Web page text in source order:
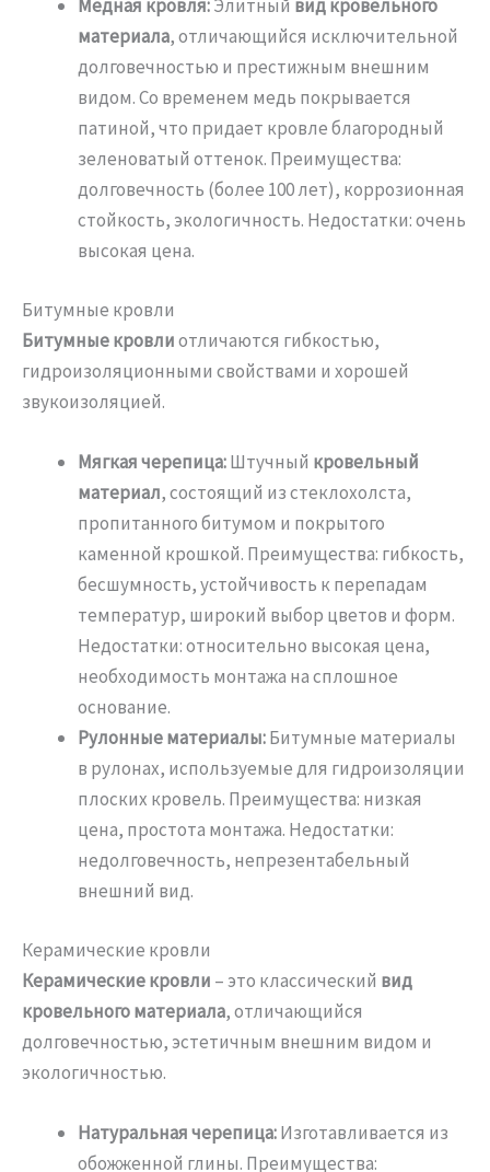
Медная кровля:Элитный вид кровельного
материала, отличающийся исключительной
долговечностью и престижным внешним
видом. Со временем медь покрывается
патиной, что придает кровле благородный
зеленоватый оттенок. Преимущества:
долговечность (более 100 лет), коррозионная
стойкость, экологичность. Недостатки: очень
высокая цена.
Битумные кровли
Битумные кровлиотличаются гибкостью,
гидроизоляционными свойствами и хорошей
звукоизоляцией.
Мягкая черепица:Штучный кровельный
материал, состоящий из стеклохолста,
пропитанного битумом и покрытого
каменной крошкой. Преимущества: гибкость,
бесшумность, устойчивость к перепадам
температур, широкий выбор цветов и форм.
Недостатки: относительно высокая цена,
необходимость монтажа на сплошное
основание.
Рулонные материалы:Битумные материалы
в рулонах, используемые для гидроизоляции
плоских кровель. Преимущества: низкая
цена, простота монтажа. Недостатки:
недолговечность, непрезентабельный
внешний вид.
Керамические кровли
Керамические кровли – это классический вид
кровельного материала, отличающийся
долговечностью, эстетичным внешним видом и
экологичностью.
Натуральная черепица:Изготавливается из
обожженной глины. Преимущества: